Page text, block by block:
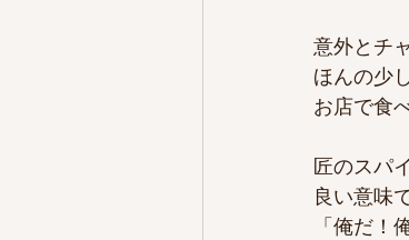
意外とチ
ほんの少
お店で食
匠のスパ
良い意味
「俺だ！